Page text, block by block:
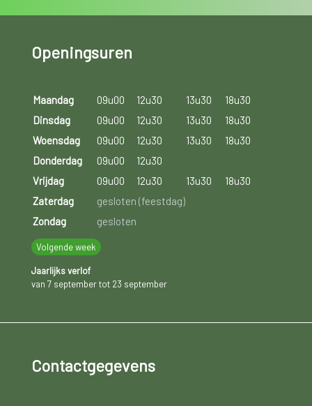
Openingsuren
Maandag 09u00 12u30 13u30
18u30
Dinsdag
09u00 12u30 13u30
18u30
Woensdag
09u00 12u30 13u30
18u30
Donderdag
09u00
12u30
Vrijdag
09u00 12u30 13u30
18u30
Zaterdag
gesloten (feestdag)
Zondag
gesloten
Volgende week
Jaarlijks verlof
van 7 september tot 23 september
Contactgegevens